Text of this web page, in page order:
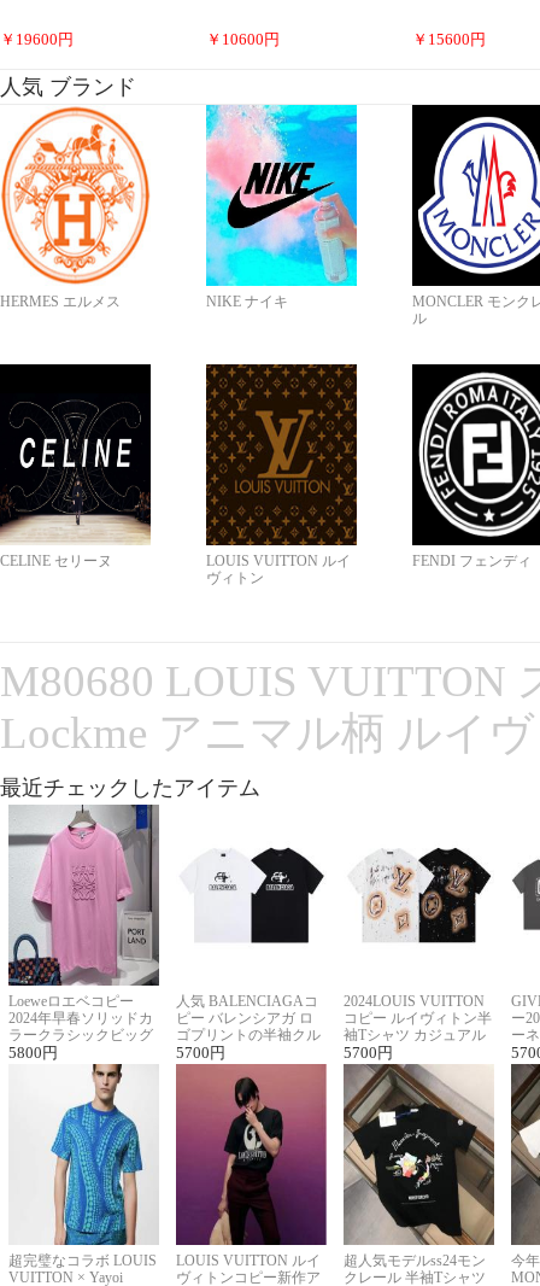
￥ 19600 円 ￥ 10600 円 ￥ 15600 円
人気 ブランド
HERMES エルメス NIKE ナイキ
MONCLER モンク
ル
CELINE セリーヌ
LOUIS VUITTON ルイ
ヴィトン
FENDI フェンディ
M80680 LOUIS VUITTON
Lockme アニマル柄 ルイ
最近チェックしたアイテム
Loeweロエベコピー
2024年早春ソリッドカ
ラークラシックビッグ
ロゴ刺繍Tシャツ
5800 円
人気 BALENCIAGAコ
ピー バレンシアガ ロ
ゴプリントの半袖クル
ーネックTシャツ
5700 円
2024LOUIS VUITTON
コピー ルイヴィトン半
袖Tシャツ カジュアル
に馴染む 2色展開
5700 円
ー
ー
ー
超完璧なコラボ LOUIS
VUITTON × Yayoi
LOUIS VUITTON ルイ
ヴィトンコピー新作ア
超人気モデルss24モン
クレール 半袖Tシャツ
今